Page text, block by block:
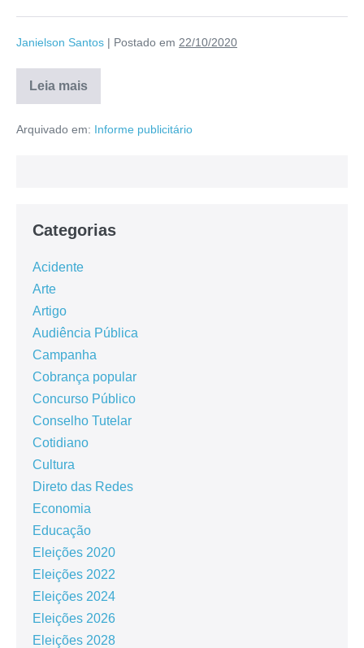
Janielson Santos | Postado em 22/10/2020
Leia mais
Arquivado em: Informe publicitário
Categorias
Acidente
Arte
Artigo
Audiência Pública
Campanha
Cobrança popular
Concurso Público
Conselho Tutelar
Cotidiano
Cultura
Direto das Redes
Economia
Educação
Eleições 2020
Eleições 2022
Eleições 2024
Eleições 2026
Eleições 2028